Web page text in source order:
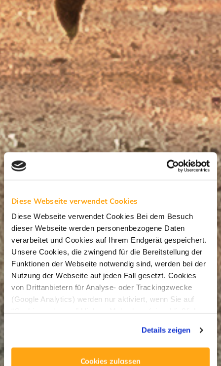
Diese Webseite verwendet Cookies
Diese Webseite verwendet Cookies Bei dem Besuch
dieser Webseite werden personenbezogene Daten
verarbeitet und Cookies auf Ihrem Endgerät gespeichert.
Unsere Cookies, die zwingend für die Bereitstellung der
Funktionen der Webseite notwendig sind, werden bei der
Nutzung der Webseite auf jeden Fall gesetzt. Cookies
von Drittanbietern für Analyse- oder Trackingzwecke
(Google Analytics) werden nur aktiviert, wenn Sie auf
Datenschutzerklärung—
Impressum.
Details zeigen
Cookies zulassen